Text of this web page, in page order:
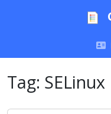
Tag: SELinux